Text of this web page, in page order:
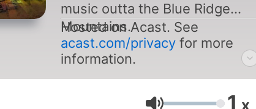
music outta the Blue Ridge
Mountains.
Hosted on Acast. See
acast.com/privacyfor more
information.
1 x